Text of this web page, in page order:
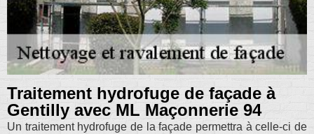
Traitement hydrofuge de façade à
Gentilly avec ML Maçonnerie 94
Un traitement hydrofuge de la façade permettra à celle-ci de